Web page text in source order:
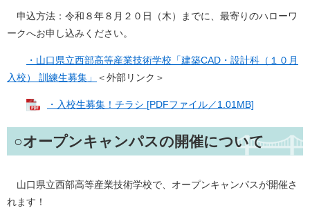
申込方法：令和８年８月２０日（木）までに、最寄りのハローワ
ークへお申し込みください。
・山口県立西部高等産業技術学校「建築CAD・設計科（１０月
入校） 訓練生募集」
＜外部リンク＞
・入校生募集！チラシ [PDFファイル／1.01MB]
○オープンキャンパスの開催について
山口県立西部高等産業技術学校で、オープンキャンパスが開催さ
れます！